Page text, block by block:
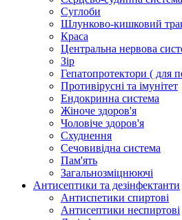
Суглоби
Шлунково-кишковий
Краса
Центральна нервова
Зір
Гепатопротектори ( для
Противірусні та імунітет
Ендокринна система
Жіноче здоров'я
Чоловіче здоров'я
Схуднення
Сечовивідна система
Пам'ять
Загальнозміцнюючі
Антисептики та дезінфектанти
Антиспетики спиртові
Антисептики неспиртові